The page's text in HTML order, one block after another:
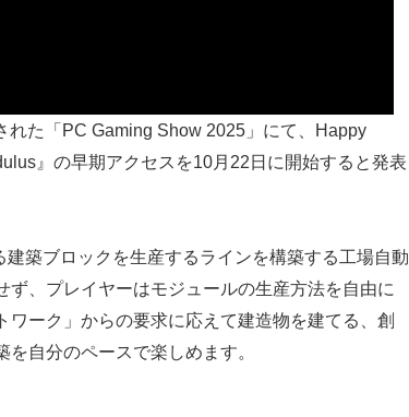
た「PC Gaming Show 2025」にて、Happy
』の早期アクセスを10月22日に開始すると発表
建築ブロックを生産するラインを構築する工場自動
、プレイヤーはモジュールの生産方法を自由に
ーク」からの要求に応えて建造物を建てる、創
自分のペースで楽しめます。